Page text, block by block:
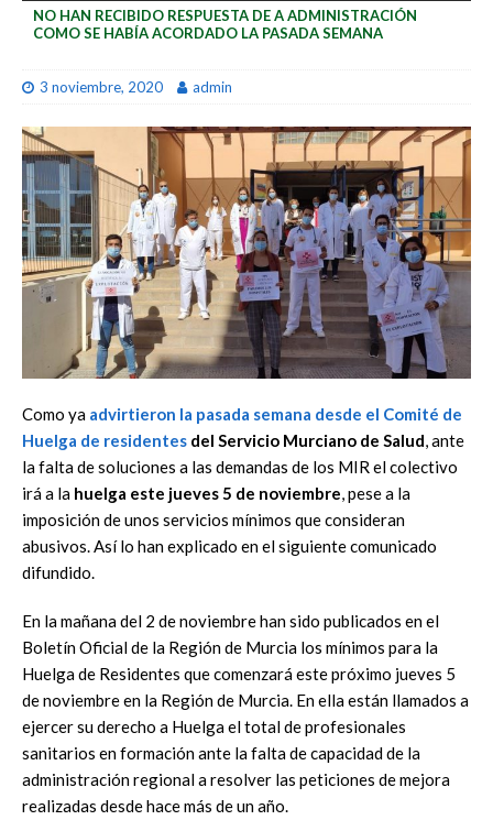
NO HAN RECIBIDO RESPUESTA DE A ADMINISTRACIÓN
COMO SE HABÍA ACORDADO LA PASADA SEMANA
3 noviembre, 2020 admin
Como ya advirtieron la pasada semana desde el Comité de
Huelga de residentes del Servicio Murciano de Salud, ante
la falta de soluciones a las demandas de los MIR el colectivo
irá a la huelga este jueves 5 de noviembre, pese a la
imposición de unos servicios mínimos que consideran
abusivos. Así lo han explicado en el siguiente comunicado
difundido.
En la mañana del 2 de noviembre han sido publicados en el
Boletín Oficial de la Región de Murcia los mínimos para la
Huelga de Residentes que comenzará este próximo jueves 5
de noviembre en la Región de Murcia. En ella están llamados a
ejercer su derecho a Huelga el total de profesionales
sanitarios en formación ante la falta de capacidad de la
administración regional a resolver las peticiones de mejora
realizadas desde hace más de un año.